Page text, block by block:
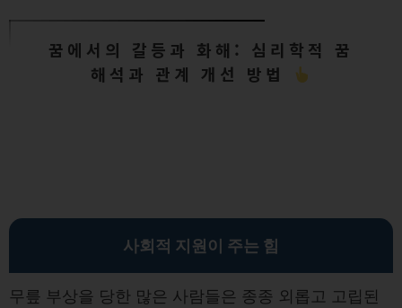
꿈에서의 갈등과 화해: 심리학적 꿈
해석과 관계 개선 방법
사회적 지원이 주는 힘
무릎 부상을 당한 많은 사람들은 종종 외롭고 고립된